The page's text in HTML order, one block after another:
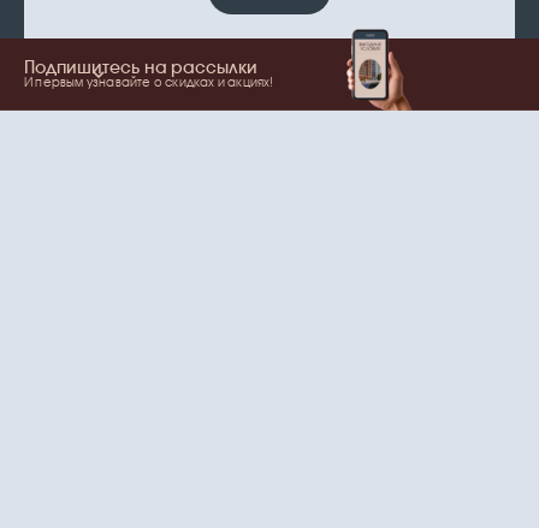
Подпишитесь на рассылки
И первым узнавайте о скидках и акциях!